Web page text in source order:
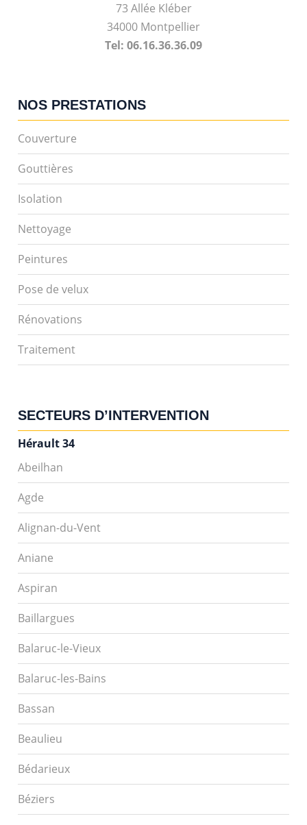
73 Allée Kléber
34000 Montpellier
Tel: 06.16.36.36.09
NOS PRESTATIONS
Couverture
Gouttières
Isolation
Nettoyage
Peintures
Pose de velux
Rénovations
Traitement
SECTEURS D’INTERVENTION
Hérault 34
Abeilhan
Agde
Alignan-du-Vent
Aniane
Aspiran
Baillargues
Balaruc-le-Vieux
Balaruc-les-Bains
Bassan
Beaulieu
Bédarieux
Béziers